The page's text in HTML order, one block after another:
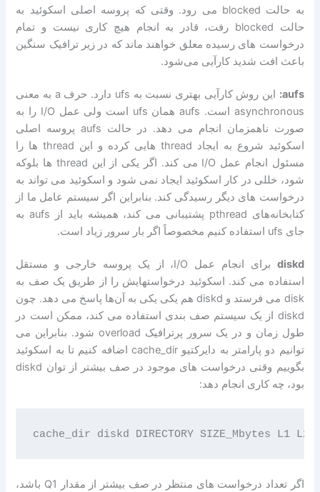
به حالت blocked می رود. وقتی که پروسه اصلی اسکوئید به
حالت blocked رفت، قادر به انجام هیچ کاری نیست و تمام
درخواست های رسیده معلق خواهند ماند که در زیر ترافیک سنگین
باعث افت شدید کارآیی می‌شود.
aufs:
این روش کارآیی بهتری نسبت به ufs دارد. حرف a به معنی
asynchronous است. aufs همان ufs است ولی عمل I/O را به
صورت ناهمزمان انجام می دهد. در حالت aufs پروسه اصلی
اسکوئید شروع به ایجاد thread هایی کرده و این thread ها را
مسئول انجام عمل I/O می کند. اگر یکی از این thread ها بلوکه
شود، خللی در کار اسکوئید ایجاد نمی شود و اسکوئید می تواند به
درخواست های دیگر رسیدگی کند. بنابراین اگر سیستم عامل ما از
کتابخانه‌های pthread پشتیبانی می کند، همیشه باید از aufs به
جای ufs استفاده کنیم مخصوصاً اگر بار سرور زیاد است.
diskd
برای انجام عمل I/O، از یک پروسه خارجی و مستقل
استفاده می کند. اسکوئید درخواستهایش را از طریق یک صف به
disk می فرستد و diskd هم یکی یکی به آن‌ها پاسخ می دهد. چون
diskd از یک سیستم صف بندی استفاده می کند، ممکن است در
طول زمان و در یک سرور پرترافیک overload شود. بنابراین می
توانیم دو پارامتر به دایرکتیو cache_dir اضافه کنیم تا به اسکوئید
بگوییم وقتی درخواست های موجود در صف بیشتر از توان diskd
بود، چه کاری انجام دهد:
اگر تعداد درخواست های منتظر در صف بیشتر از مقدار Q1 باشد،